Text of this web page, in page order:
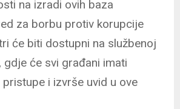
na izradi ovih baza
za borbu protiv korupcije
će biti dostupni na službenoj
gdje će svi građani imati
i izvrše uvid u ove